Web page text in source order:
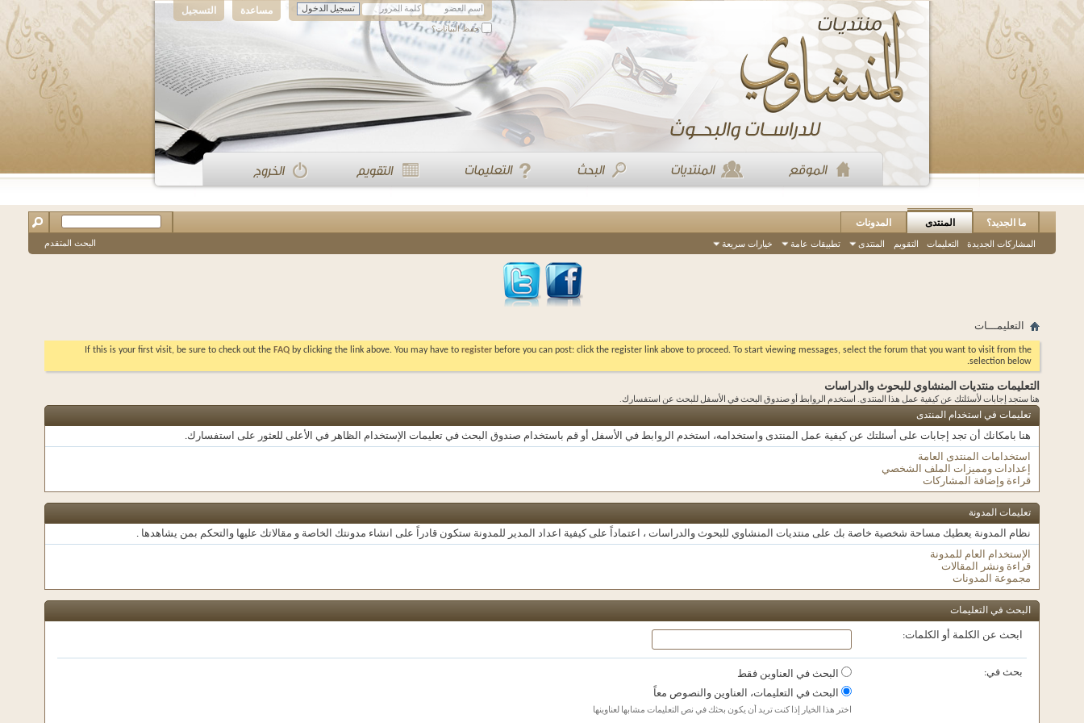
التسجيل مساعدة
حفظ البيانات؟
ما الجديد؟ المنتدى
المشاركات الجديدة التعليمات التقويم المنتدى تطبيقات عامة خيارات سريعة
المدونات
البحث المتقدم
التعليمـــات
If this is your first visit, be sure to check out the FAQ by clicking the link above. You may have to register before you can post: click the register link above to proceed. To start viewing messages, select the forum that you want to visit from the
selection below.
التعليمات منتديات المنشاوي للبحوث والدراسات
هنا ستجد إجابات لأسئلتك عن كيفية عمل هذا المنتدى. استخدم الروابط أو صندوق البحث في الأسفل للبحث عن استفسارك.
تعليمات في استخدام المنتدى
هنا بامكانك أن تجد إجابات على أسئلتك عن كيفية عمل المنتدى واستخدامه، استخدم الروابط في الأسفل أو قم باستخدام صندوق البحث في تعليمات الإستخدام الظاهر في الأعلى للعثور على استفسارك.
استخدامات المنتدى العامة
إعدادات ومميزات الملف الشخصي
قراءة وإضافة المشاركات
تعليمات المدونة
نظام المدونة يعطيك مساحة شخصية خاصة بك على منتديات المنشاوي للبحوث والدراسات ، اعتماداً على كيفية اعداد المدير للمدونة ستكون قادراً على انشاء مدونتك الخاصة و مقالاتك عليها والتحكم بمن يشاهدها .
الإستخدام العام للمدونة
قراءة ونشر المقالات
مجموعة المدونات
البحث في التعليمات
ابحث عن الكلمة أو الكلمات:
بحث في:
البحث في العناوين فقط
البحث في التعليمات، العناوين والنصوص معاً
اختر هذا الخيار إذا كنت تريد أن يكون بحثك في نص التعليمات مشابها لعناوينها